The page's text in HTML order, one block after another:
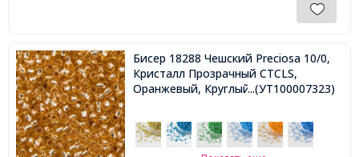
Бисер 18288 Чешский Preciosa 10/0,
Кристалл Прозрачный CTCLS,
Оранжевый, Круглый,...(УТ100007323)